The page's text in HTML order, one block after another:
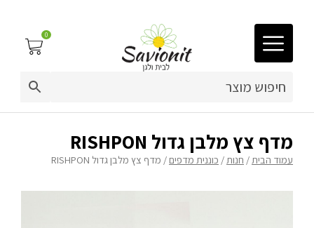
03-9212883
ריפוד לריהוט גן
פינות זולה
0
מדף צץ מלבן גדול RISHPON
עמוד הבית/ חנות/ כוננית מדפים / מדף צץ מלבן גדול RISHPON